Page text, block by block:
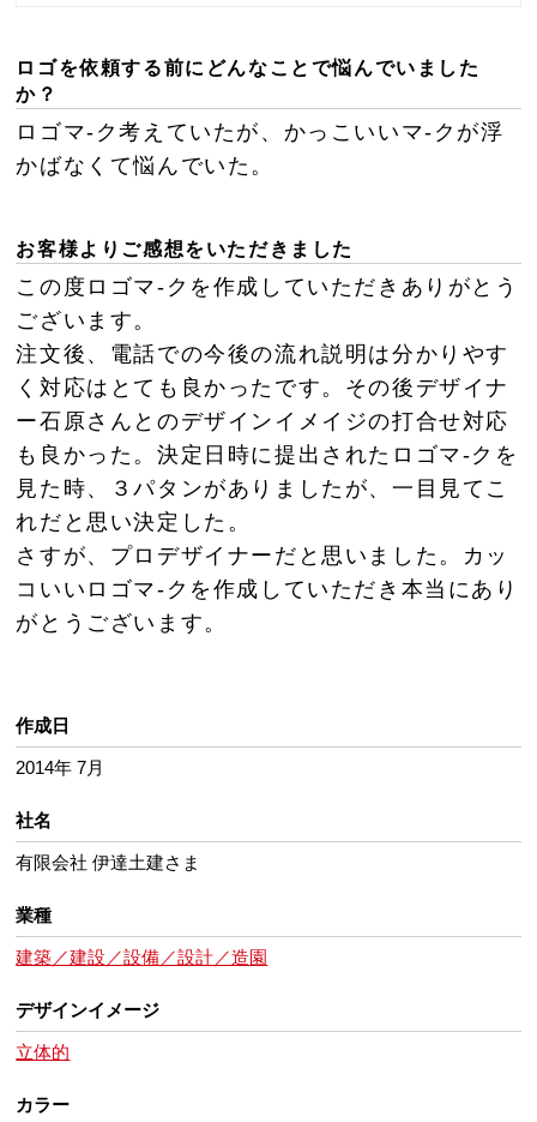
ロゴを依頼する前にどんなことで悩んでいました
か？
ロゴマ-ク考えていたが、かっこいいマ-クが浮
かばなくて悩んでいた。
お客様よりご感想をいただきました
この度ロゴマ-クを作成していただきありがとう
ございます。
注文後、電話での今後の流れ説明は分かりやす
く対応はとても良かったです。その後デザイナ
ー石原さんとのデザインイメイジの打合せ対応
も良かった。決定日時に提出されたロゴマ-クを
見た時、３パタンがありましたが、一目見てこ
れだと思い決定した。
さすが、プロデザイナーだと思いました。カッ
コいいロゴマ-クを作成していただき本当にあり
がとうございます。
作成日
2014年 7月
社名
有限会社 伊達土建さま
業種
建築／建設／設備／設計／造園
デザインイメージ
立体的
カラー